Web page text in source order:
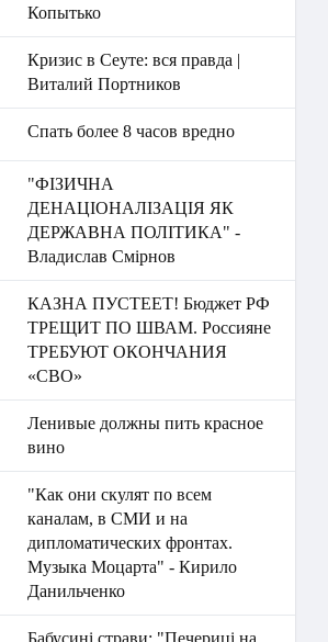
Копытько
Кризис в Сеуте: вся правда |
Виталий Портников
Спать более 8 часов вредно
"ФІЗИЧНА
ДЕНАЦІОНАЛІЗАЦІЯ ЯК
ДЕРЖАВНА ПОЛІТИКА" -
Владислав Смірнов
КАЗНА ПУСТЕЕТ! Бюджет РФ
ТРЕЩИТ ПО ШВАМ. Россияне
ТРЕБУЮТ ОКОНЧАНИЯ
«СВО»
Ленивые должны пить красное
вино
"Как они скулят по всем
каналам, в СМИ и на
дипломатических фронтах.
Музыка Моцарта" - Кирило
Данильченко